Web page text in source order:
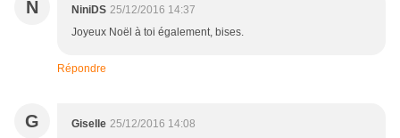
N NiniDS 25/12/2016 14:37
Joyeux Noël à toi également, bises.
Répondre
G Giselle 25/12/2016 14:08